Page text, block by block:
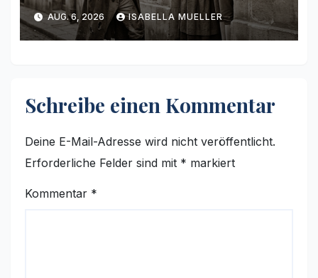
AUG. 6, 2026 ISABELLA MUELLER
Schreibe einen Kommentar
Deine E-Mail-Adresse wird nicht veröffentlicht.
Erforderliche Felder sind mit * markiert
Kommentar *